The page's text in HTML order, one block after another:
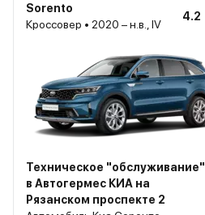
Sorento
Кроссовер • 2020 – н.в., IV
4.2
Техническое "обслуживание"
в Автогермес КИА на
Рязанском проспекте 2